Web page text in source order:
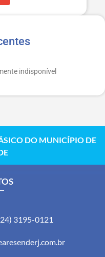
indisponível
DO MUNICÍPIO DE
3195-0121